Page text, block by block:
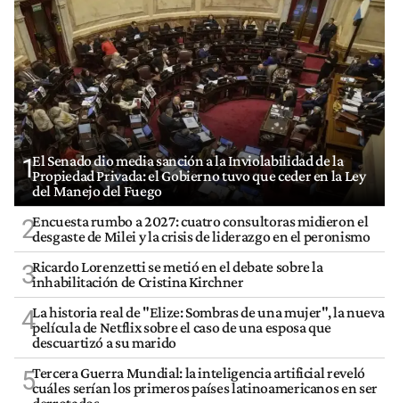
1El Senado dio media sanción a la Inviolabilidad de la
Propiedad Privada: el Gobierno tuvo que ceder en la Ley
del Manejo del Fuego
2Encuesta rumbo a 2027: cuatro consultoras midieron el
desgaste de Milei y la crisis de liderazgo en el peronismo
3Ricardo Lorenzetti se metió en el debate sobre la
inhabilitación de Cristina Kirchner
4La historia real de "Elize: Sombras de una mujer", la nueva
película de Netflix sobre el caso de una esposa que
descuartizó a su marido
5Tercera Guerra Mundial: la inteligencia artificial reveló
cuáles serían los primeros países latinoamericanos en ser